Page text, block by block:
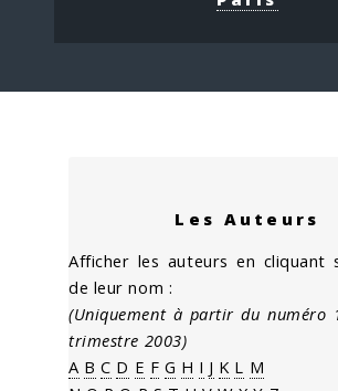
Les Auteurs
Afficher les auteurs en cliquant
de leur nom :
(Uniquement à partir du numéro
trimestre 2003)
A B C D E F G H I J K L M